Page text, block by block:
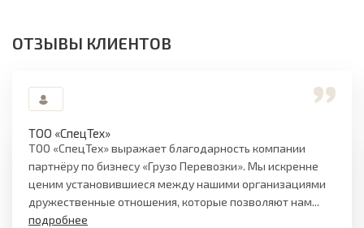
ОТЗЫВЫ КЛИЕНТОВ
ТОО «СпецТех»
ТОО «СпецТех» выражает благодарность компании
партнёру по бизнесу «Грузо Перевозки». Мы искренне
ценим установившиеся между нашими организациями
дружественные отношения, которые позволяют нам...
подробнее